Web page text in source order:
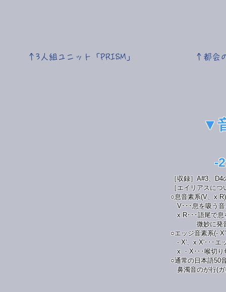
↑3人組ユニット「PRISM」 ↑都会
▼
-​
［収録］A#3、
［エイリアスにつ
○息音素系(V、x R)
V･･･息を吸う音
x R･･･語尾で息
微妙に発音が
○エッジ音素系(-
- X'、x X'･･･エ
x ・X･･･喉切り
○通常の日本語50
鼻濁音のが行(ガ